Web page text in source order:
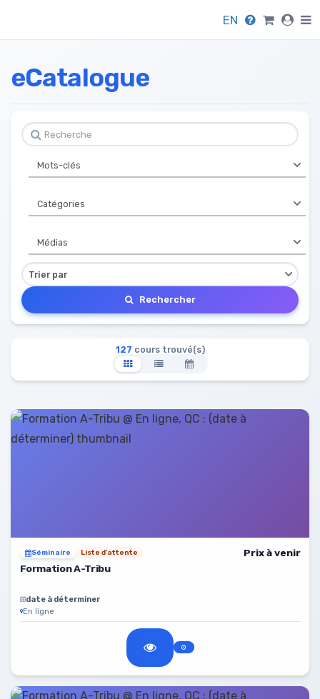
EN
eCatalogue
Rechercher
127 cours trouvé(s)
Séminaire Liste d'attente
Prix à venir
Formation A-Tribu
date à déterminer
En ligne